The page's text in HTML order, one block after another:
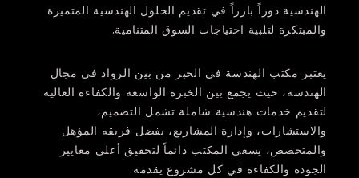
الهندسية دوراً بارزاً في تقديم الحلول الهندسية المتميزة
والمبتكرة لتلبية احتياجات السوق المتنامية.
يعتبر مكتب الهندسة في الخبر من بين الرواد في مجال
الهندسة، حيث يجمع بين الخبرة الواسعة والكفاءة العالية
لتقديم خدمات هندسية شاملة تشمل التصميم،
والاستشارات، وإدارة المشاريع، بفضل فريقه المؤهل
والمتخصص، يسعى المكتب دائماً لتحقيق أعلى معايير
الجودة والكفاءة في كل مشروع يقدمه.